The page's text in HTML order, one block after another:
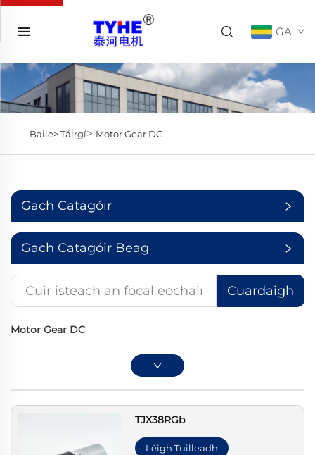
GA
Baile>Táirgí> Motor Gear DC
Gach Catagóir
Gach Catagóir Beag
Cuardaigh
Motor Gear DC
TJX38RGb
Léigh Tuilleadh